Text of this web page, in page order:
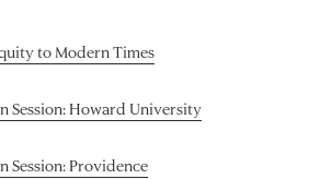
to Modern Times
Session: Howard University
Session: Providence